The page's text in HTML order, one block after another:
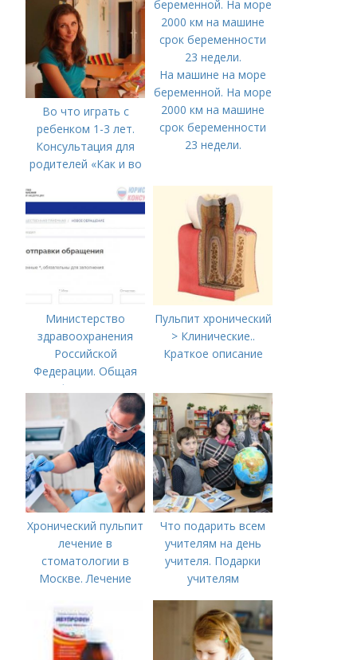
Во что играть с
ребенком 1-3 лет.
Консультация для
родителей «Как и во
ребенком от 1,5 до 3
лет»
На машине на море
беременной. На море
2000 км на машине
срок беременности
23 недели.
Министерство
здравоохранения
Российской
Федерации. Общая
информация о
Министерстве
здравоохранения
Российской
Федерации
Пульпит хронический
> Клинические..
Краткое описание
Хронический пульпит
лечение в
стоматологии в
Москве. Лечение
Московской области
Что подарить всем
учителям на день
учителя. Подарки
учителям
день учителя